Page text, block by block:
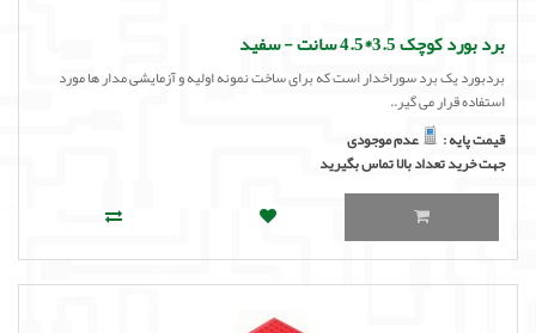
برد بورد کوچک 3.5*4.5 سانت - سفید
بردبورد یک برد سوراخدار است که برای ساخت نمونه اولیه و آزمایشی مدار ها مورد
استفاده قرار می گیر..
قیمت پایه :
عدم موجودی
جهت خرید تعداد بالا تماس بگیرید